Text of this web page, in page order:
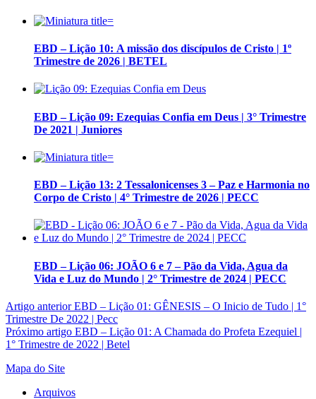
EBD – Lição 10: A missão dos discípulos de Cristo | 1º
Trimestre de 2026 | BETEL
EBD – Lição 09: Ezequias Confia em Deus | 3° Trimestre
De 2021 | Juniores
EBD – Lição 13: 2 Tessalonicenses 3 – Paz e Harmonia no
Corpo de Cristo | 4° Trimestre de 2026 | PECC
EBD – Lição 06: JOÃO 6 e 7 – Pão da Vida, Agua da
Vida e Luz do Mundo | 2° Trimestre de 2024 | PECC
Artigo anteriorEBD – Lição 01: GÊNESIS – O Inicio de Tudo | 1°
Trimestre De 2022 | Pecc
Próximo artigo EBD – Lição 01: A Chamada do Profeta Ezequiel |
1° Trimestre de 2022 | Betel
Mapa do Site
Arquivos